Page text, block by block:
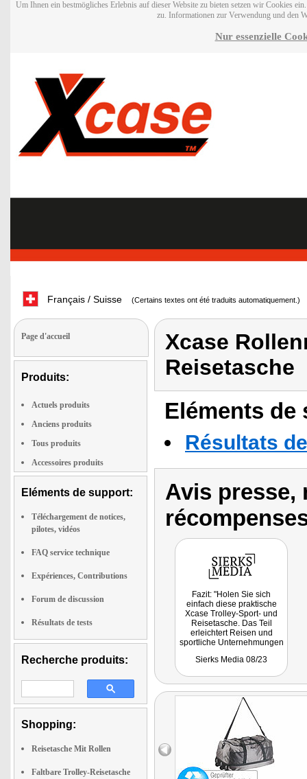
Um Ihnen ein bestmögliches Erlebnis auf dieser Website zu bieten setzen wir Cookies
zu. Informationen zur Verwendung und den
Nur essenzielle
Français / Suisse (Certains textes ont été traduits automatiquement.)
Page d'accueil
Produits:
Actuels produits
Anciens produits
Tous produits
Accessoires produits
Eléments de support:
Téléchargement de notices,
pilotes, vidéos
FAQ service technique
Expériences, Contributions
Forum de discussion
Résultats de tests
Recherche produits:
Shopping:
Reisetasche Mit Rollen
Faltbare Trolley-Reisetasche
Xcase
Reisetasche
Eléments
Résultats
Avis presse,
Fazit: "Holen Sie sich
einfach diese praktische
Xcase Trolley-Sport- und
Reisetasche. Das Teil
erleichtert Reisen und
sportliche Unternehmungen
noch einen innovativen
Sierks Media 08/23